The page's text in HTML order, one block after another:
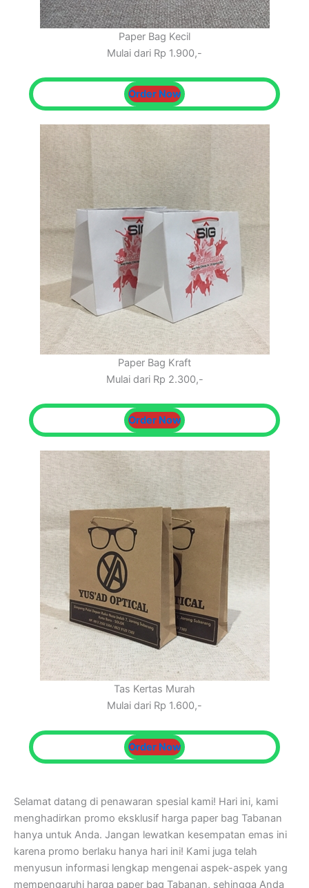
Paper Bag Kecil
Mulai dari Rp 1.900,-
Order Now
Paper Bag Kraft
Mulai dari Rp 2.300,-
Order Now
Tas Kertas Murah
Mulai dari Rp 1.600,-
Order Now
Selamat datang di penawaran spesial kami! Hari ini, kami
menghadirkan promo eksklusif harga paper bag Tabanan
hanya untuk Anda. Jangan lewatkan kesempatan emas ini
karena promo berlaku hanya hari ini! Kami juga telah
menyusun informasi lengkap mengenai aspek-aspek yang
mempengaruhi harga paper bag Tabanan, sehingga Anda